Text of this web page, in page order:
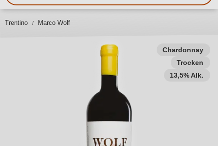
Trentino Marco Wolf
Chardonnay
Trocken
13,5% Alk.
Sie suchen – ob nach Geschmack,